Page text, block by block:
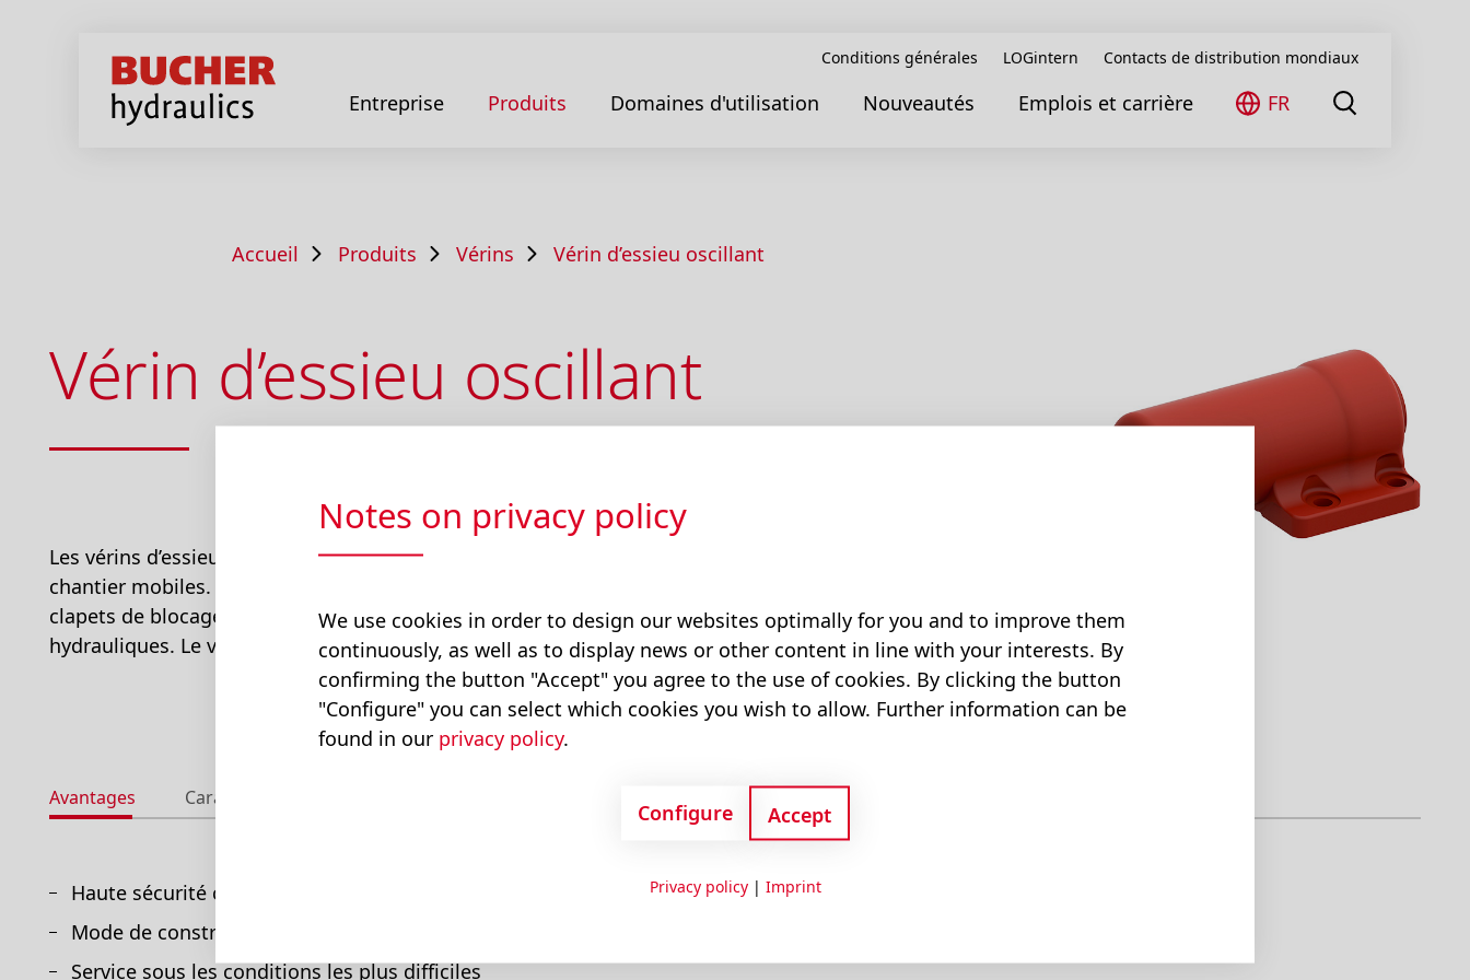
Conditions générales LOGintern Contacts de distribution mondiaux
Entreprise Produits Domaines d'utilisation Nouveautés Emplois et carrière FR
Accueil Produits Vérins Vérin d’essieu oscillant
Vérin d’essieu oscillant
Les vérins d’essieu oscillant sont utilisés pour le blocage de l’axe oscillant dans les machines de
chantier mobiles. Nous construisons nos vérins d’axe oscillant de façon robuste et stable avec
clapets de blocage intégrés. Ce mode de construction épargne une pose coûteuse des conduites
hydrauliques. Le vérin est commandé avec une seule conduite.
Avantages Caractéristiques techniques
Haute sécurité contre les fuites
Mode de construction robuste et agréable à l‘oeil
Service sous les conditions les plus difficiles
Notes on privacy policy
We use cookies in order to design our websites optimally for you and to improve them
continuously, as well as to display news or other content in line with your interests. By
confirming the button "Accept" you agree to the use of cookies. By clicking the button
"Configure" you can select which cookies you wish to allow. Further information can be
found in our privacy policy.
Configure Accept
Privacy policy| Imprint